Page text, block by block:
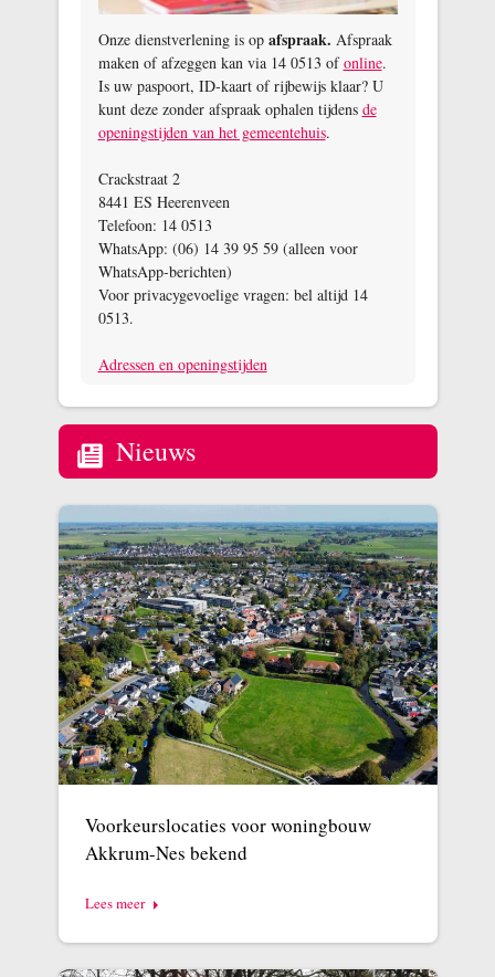
Onze dienstverlening is op afspraak. Afspraak
maken of afzeggen kan via 14 0513 ofonline.
Is uw paspoort, ID‑kaart of rijbewijs klaar? U
kunt deze zonder afspraak ophalen tijdens de
openingstijden van het gemeentehuis.
Crackstraat 2
8441 ES Heerenveen
Telefoon: 14 0513
WhatsApp: (06) 14 39 95 59 (alleen voor
WhatsApp‑berichten)
Voor privacygevoelige vragen: bel altijd 14
0513.
Adressen en openingstijden
Nieuws
Voorkeurslocaties voor woningbouw
Akkrum-Nes bekend
Lees meer